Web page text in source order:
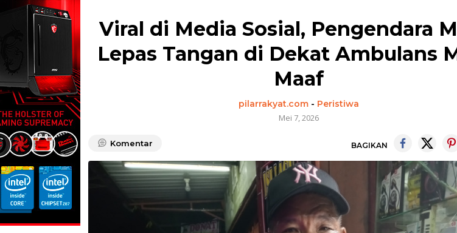
Viral di Media Sosial, Pengendara
Lepas Tangan di Dekat Ambulans
Maaf
pilarrakyat.com - Peristiwa
Mei 7, 2026
Komentar BAGIKAN